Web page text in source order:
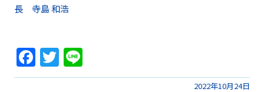
長 寺島 和浩
Facebook
Twitter
Line
2022年10月24日